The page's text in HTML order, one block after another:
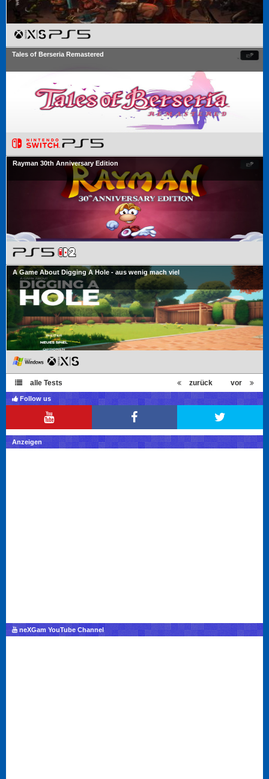
Tales of Berseria Remastered
Rayman 30th Anniversary Edition
A Game About Digging A Hole - aus wenig mach viel
alle Tests vor
zurück
Follow us
Anzeigen
neXGam YouTube Channel